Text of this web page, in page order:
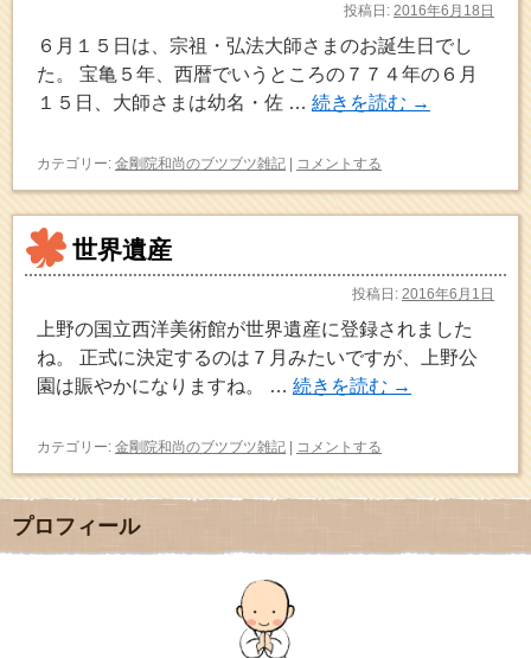
投稿日: 2016年6月18日
６月１５日は、宗祖・弘法大師さまのお誕生日でし
た。 宝亀５年、西暦でいうところの７７４年の６月
１５日、大師さまは幼名・佐 … 続きを読む →
カテゴリー: 金剛院和尚のブツブツ雑記 | コメントする
世界遺産
投稿日: 2016年6月1日
上野の国立西洋美術館が世界遺産に登録されました
ね。 正式に決定するのは７月みたいですが、上野公
園は賑やかになりますね。 … 続きを読む →
カテゴリー: 金剛院和尚のブツブツ雑記 | コメントする
プロフィール